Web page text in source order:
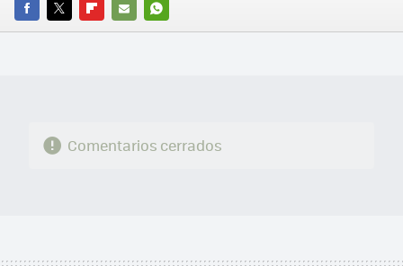
FACEBOOK
TWITTERFLIPBOARD
E-
WHATSAPP
Comentarios cerrados